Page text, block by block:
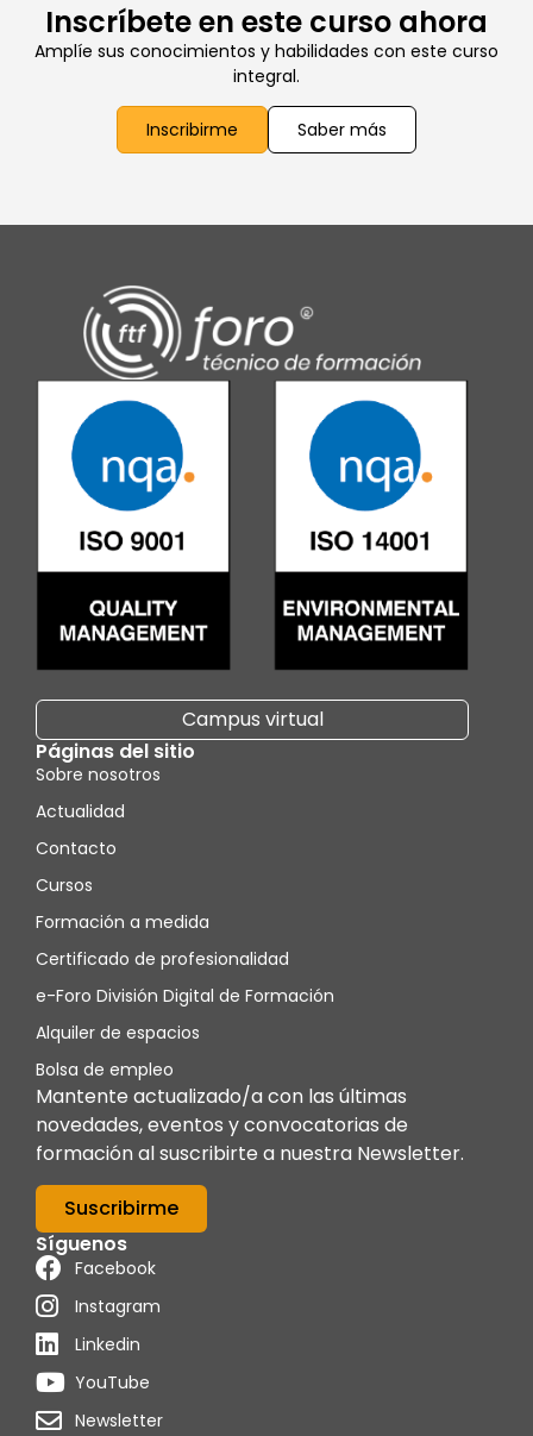
Inscríbete en este curso ahora
Amplíe sus conocimientos y habilidades con este curso
integral.
Inscribirme Saber más
Campus virtual
Páginas del sitio
Sobre nosotros
Actualidad
Contacto
Cursos
Formación a medida
Certificado de profesionalidad
e-Foro División Digital de Formación
Alquiler de espacios
Bolsa de empleo
Mantente actualizado/a con las últimas
novedades, eventos y convocatorias de
formación al suscribirte a nuestra Newsletter.
Suscribirme
Síguenos
Facebook
Instagram
Linkedin
YouTube
Newsletter